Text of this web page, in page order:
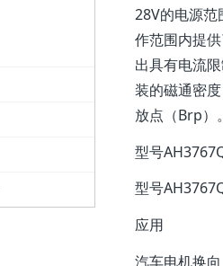
28V的电源
作范围内提
出具有电流
装的磁通密
放点（Brp）
型号
型号
应用
汽车电机换